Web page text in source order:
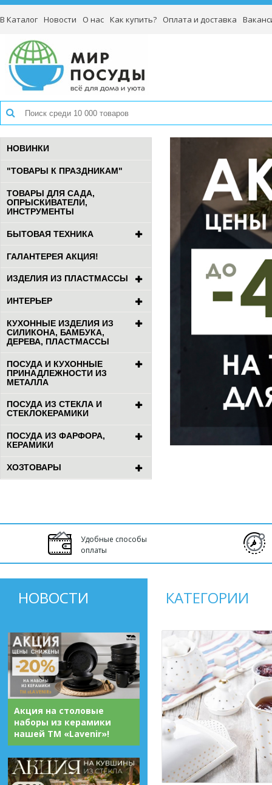
В Каталог Новости О нас Как купить? Оплата и доставка
НОВИНКИ
"ТОВАРЫ К ПРАЗДНИКАМ"
ТОВАРЫ ДЛЯ САДА,
ОПРЫСКИВАТЕЛИ,
ИНСТРУМЕНТЫ
БЫТОВАЯ ТЕХНИКА
ГАЛАНТЕРЕЯ АКЦИЯ!
ИЗДЕЛИЯ ИЗ ПЛАСТМАССЫ
ИНТЕРЬЕР
КУХОННЫЕ ИЗДЕЛИЯ ИЗ
СИЛИКОНА, БАМБУКА,
ДЕРЕВА, ПЛАСТМАССЫ
ПОСУДА И КУХОННЫЕ
ПРИНАДЛЕЖНОСТИ ИЗ
МЕТАЛЛА
ПОСУДА ИЗ СТЕКЛА И
СТЕКЛОКЕРАМИКИ
ПОСУДА ИЗ ФАРФОРА,
КЕРАМИКИ
ХОЗТОВАРЫ
Удобные способы
оплаты
НОВОСТИ
Акция на столовые
наборы из керамики
нашей ТМ «Lavenir»!
КАТЕГОРИИ